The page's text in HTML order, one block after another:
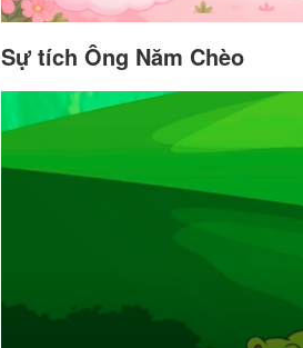
Sự tích Ông Năm Chèo